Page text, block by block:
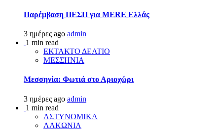
Παρέμβαση ΠΕΣΠ για MERE Ελλάς
3 ημέρες ago admin
1 min read
ΕΚΤΑΚΤΟ ΔΕΛΤΙΟ
ΜΕΣΣΗΝΙΑ
Μεσσηνία: Φωτιά στο Αριοχώρι
3 ημέρες ago admin
1 min read
ΑΣΤΥΝΟΜΙΚΑ
ΛΑΚΩΝΙΑ